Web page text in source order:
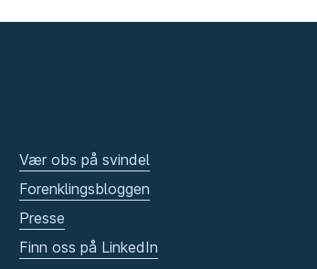
Vær obs på svindel
Forenklingsbloggen
Presse
Finn oss på LinkedIn